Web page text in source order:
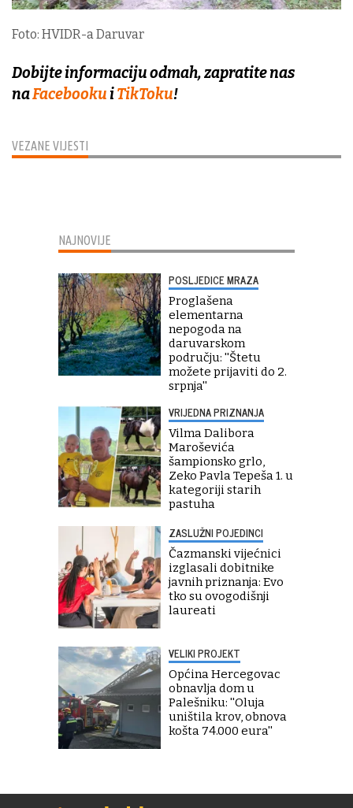
VEZANE VIJESTI
Foto: HVIDR-a Daruvar
Dobijte informaciju odmah, zapratite nas
naFacebookuiTikToku!
NAJNOVIJE
POSLJEDICE MRAZA
Proglašena
elementarna
nepogoda na
daruvarskom
području: ''Štetu
možete prijaviti do 2.
srpnja''
VRIJEDNA PRIZNANJA
Vilma Dalibora
Maroševića
šampionsko grlo,
Zeko Pavla Tepeša 1. u
kategoriji starih
pastuha
ZASLUŽNI POJEDINCI
Čazmanski vijećnici
izglasali dobitnike
javnih priznanja: Evo
tko su ovogodišnji
laureati
VELIKI PROJEKT
Općina Hercegovac
obnavlja dom u
Palešniku: ''Oluja
uništila krov, obnova
košta 74.000 eura''